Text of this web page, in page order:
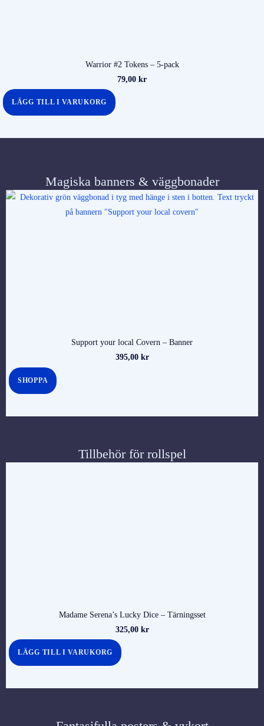
Warrior #2 Tokens – 5-pack
79,00 kr
LÄGG TILL I VARUKORG
Magiska banners & väggbonader
Support your local Covern – Banner
395,00 kr
SHOPPA
Tillbehör för rollspel
Madame Serena’s Lucky Dice – Tärningsset
325,00 kr
LÄGG TILL I VARUKORG